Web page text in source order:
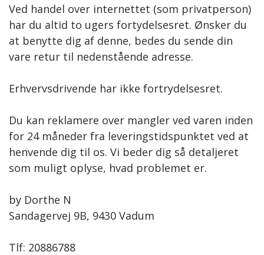
Taormina Flow
Taormina Shade
Easy Care
Strømpegarn
Opskrifter
Børn
Diverse
Tilbehør
Garnskåle
Projektposer
Pyntekraver
Ved handel over internettet (som privatperson)
har du altid to ugers fortydelsesret. Ønsker du
at benytte dig af denne, bedes du sende din
vare retur til nedenstående adresse.
Erhvervsdrivende har ikke fortrydelsesret.
Du kan reklamere over mangler ved varen inden
for 24 måneder fra leveringstidspunktet ved at
henvende dig til os. Vi beder dig så detaljeret
som muligt oplyse, hvad problemet er.
by Dorthe N
Sandagervej 9B, 9430 Vadum
Tlf: 20886788